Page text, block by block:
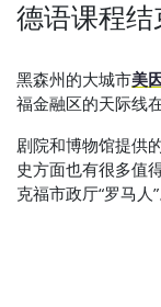
德语课程
黑森州的大城市美
福金融区的天际线
剧院和博物馆提供
史方面也有很多值
克福市政厅“罗马人